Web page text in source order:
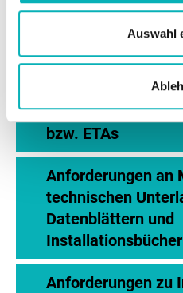
Auswahl
Prüfergebnisse angepasst
finden sich auf
bzw. ETAs
Anforderungen an
technischen
Datenblättern und
Anforderungen zu